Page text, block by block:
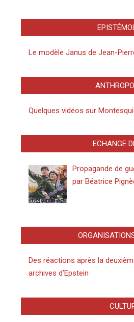
Le modèle Janus de Jean-
Quelques vidéos sur
ECHANGE
Propagande de
par Béatrice
Des réactions après la
archives d’Epstein